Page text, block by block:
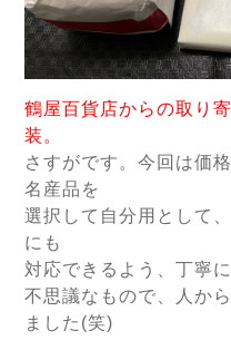
鶴屋百貨店からの取り
装。
さすがです。今回は価
名産品を
選択して自分用として
にも
対応できるよう、丁寧
不思議なもので、人か
ました(笑)